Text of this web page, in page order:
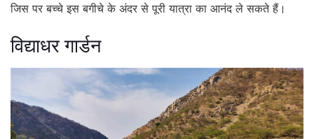
जिस पर बच्चे इस बगीचे के अंदर से पूरी यात्रा का आनंद ले सकते हैं।
विद्याधर गार्डन